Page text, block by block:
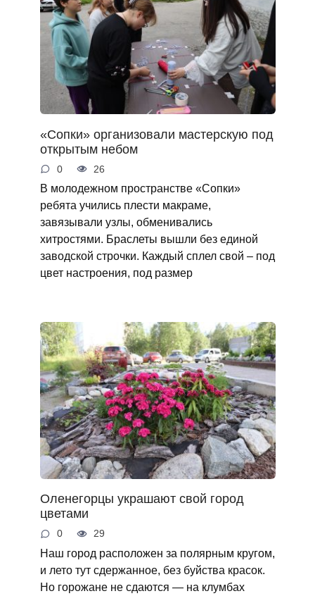
«Сопки» организовали мастерскую под
открытым небом
0 26
В молодежном пространстве «Сопки»
ребята учились плести макраме,
завязывали узлы, обменивались
хитростями. Браслеты вышли без единой
заводской строчки. Каждый сплел свой – под
цвет настроения, под размер
Оленегорцы украшают свой город
цветами
0 29
Наш город расположен за полярным кругом,
и лето тут сдержанное, без буйства красок.
Но горожане не сдаются — на клумбах